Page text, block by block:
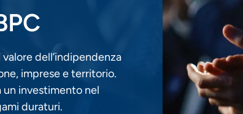
dell’indipendenza
imprese e territorio.
investimento nel
duraturi.